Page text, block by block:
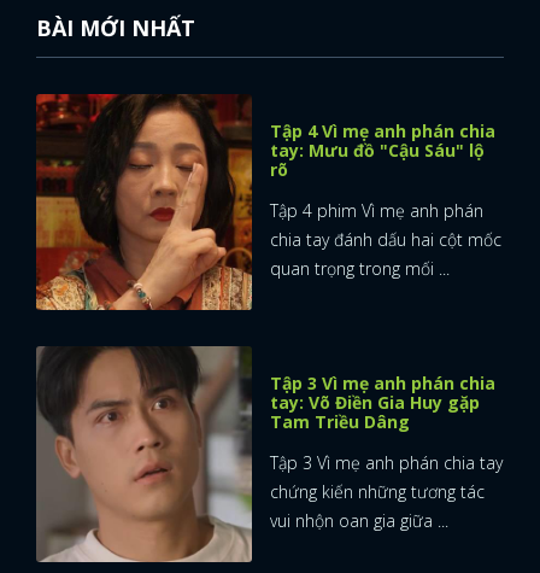
BÀI MỚI NHẤT
Tập 4 Vì mẹ anh phán chia
tay: Mưu đồ "Cậu Sáu" lộ
rõ
Tập 4 phim Vì mẹ anh phán
chia tay đánh dấu hai cột mốc
quan trọng trong mối ...
Tập 3 Vì mẹ anh phán chia
tay: Võ Điền Gia Huy gặp
Tam Triều Dâng
Tập 3 Vì mẹ anh phán chia tay
chứng kiến những tương tác
vui nhộn oan gia giữa ...